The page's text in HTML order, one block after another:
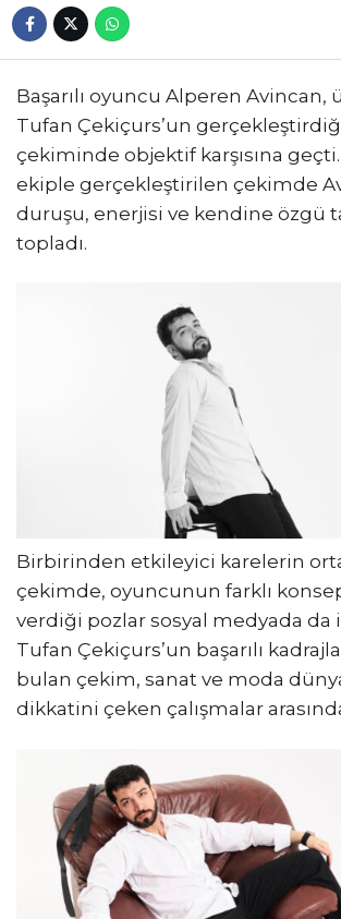
Başarılı oyuncu Alperen Avincan,
Tufan Çekiçurs’un
çekiminde objektif karşısına
ekiple gerçekleştirilen çekimde
duruşu, enerjisi ve kendine özgü
topladı.
Birbirinden etkileyici karelerin
çekimde, oyuncunun farklı
verdiği pozlar sosyal medyada da
Tufan Çekiçurs’un başarılı
bulan çekim, sanat ve moda
dikkatini çeken çalışmalar